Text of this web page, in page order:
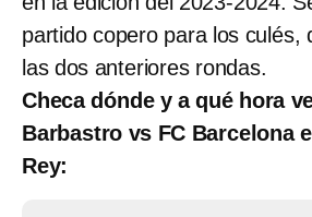
partido copero para los culés,
las dos anteriores rondas.
Checa dónde y a qué hora
Barbastro vs FC Barcelona
Rey: